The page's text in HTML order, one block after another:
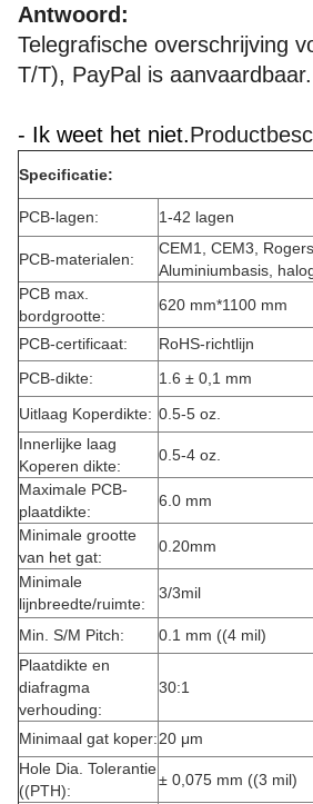
Antwoord:
Telegrafische overschrijving
T/T), PayPal is aanvaardbaar.
- Ik weet het niet.
Specificatie:
PCB-lagen: 1-42 lagen
PCB-materialen:
CEM1, CEM3,
Aluminiumbasis,
PCB max.
bordgrootte:
620 mm*1100 mm
PCB-certificaat:
RoHS-richtlijn
PCB-dikte:
1.6 ± 0,1 mm
Uitlaag Koperdikte: 0.5-5 oz.
Innerlijke laag
Koperen dikte:
0.5-4 oz.
Maximale PCB-
plaatdikte:
6.0 mm
Minimale grootte
van het gat:
0.20mm
Minimale
lijnbreedte/ruimte:
3/3mil
Min. S/M Pitch:
0.1 mm ((4 mil)
Plaatdikte en
diafragma
verhouding:
30:1
Minimaal gat koper:20 μm
Hole Dia. Tolerantie
((PTH):
± 0,075 mm ((3 mil)